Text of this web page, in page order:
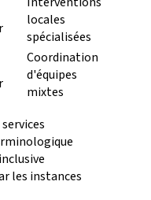
locales
spécialisées
Coordination
d'équipes
mixtes
les instances